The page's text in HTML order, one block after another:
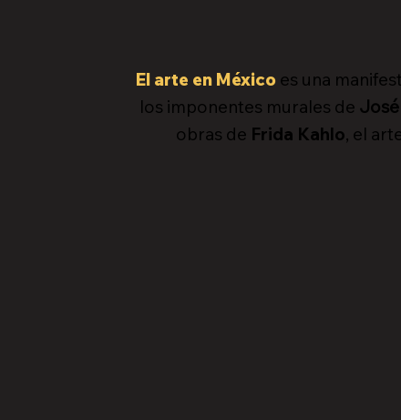
El arte en México es una
los imponentes murales de
obras de Frida Kahlo, el